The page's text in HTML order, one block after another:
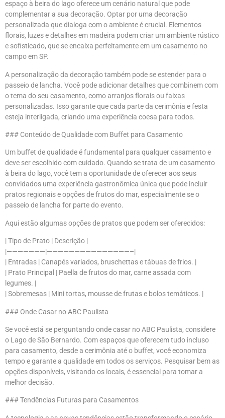
espaço à beira do lago oferece um cenário natural que pode
complementar a sua decoração. Optar por uma decoração
personalizada que dialoga com o ambiente é crucial. Elementos
florais, luzes e detalhes em madeira podem criar um ambiente rústico
e sofisticado, que se encaixa perfeitamente em um casamento no
campo em SP.
A personalização da decoração também pode se estender para o
passeio de lancha. Você pode adicionar detalhes que combinem com
o tema do seu casamento, como arranjos florais ou faixas
personalizadas. Isso garante que cada parte da cerimônia e festa
esteja interligada, criando uma experiência coesa para todos.
### Conteúdo de Qualidade com Buffet para Casamento
Um buffet de qualidade é fundamental para qualquer casamento e
deve ser escolhido com cuidado. Quando se trata de um casamento
à beira do lago, você tem a oportunidade de oferecer aos seus
convidados uma experiência gastronômica única que pode incluir
pratos regionais e opções de frutos do mar, especialmente se o
passeio de lancha for parte do evento.
Aqui estão algumas opções de pratos que podem ser oferecidos:
| Tipo de Prato | Descrição |
|———————|———————————————–|
| Entradas | Canapés variados, bruschettas e tábuas de frios. |
| Prato Principal | Paella de frutos do mar, carne assada com
legumes. |
| Sobremesas | Mini tortas, mousse de frutas e bolos temáticos. |
### Onde Casar no ABC Paulista
Se você está se perguntando onde casar no ABC Paulista, considere
o Lago de São Bernardo. Com espaços que oferecem tudo incluso
para casamento, desde a cerimônia até o buffet, você economiza
tempo e garante a qualidade em todos os serviços. Pesquisar bem as
opções disponíveis, visitando os locais, é essencial para tomar a
melhor decisão.
### Tendências Futuras para Casamentos